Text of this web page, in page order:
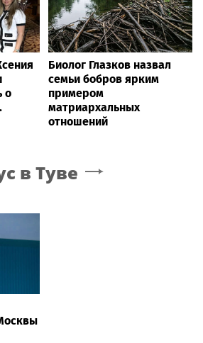
о
Биолог Глазков назвал
семьи бобров ярким
примером
матриархальных
отношений
в Туве